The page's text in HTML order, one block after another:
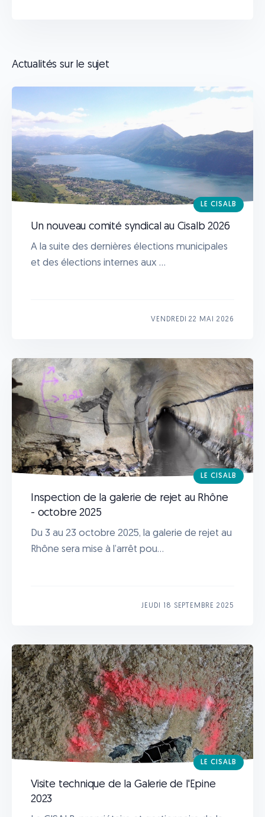
Actualités sur le sujet
LE CISALB
Un nouveau comité syndical au Cisalb 2026
A la suite des dernières élections municipales
et des élections internes aux ...
VENDREDI 22 MAI 2026
LE CISALB
Inspection de la galerie de rejet au Rhône
- octobre 2025
Du 3 au 23 octobre 2025, la galerie de rejet au
Rhône sera mise à l’arrêt pou...
JEUDI 18 SEPTEMBRE 2025
LE CISALB
Visite technique de la Galerie de l'Epine
2023